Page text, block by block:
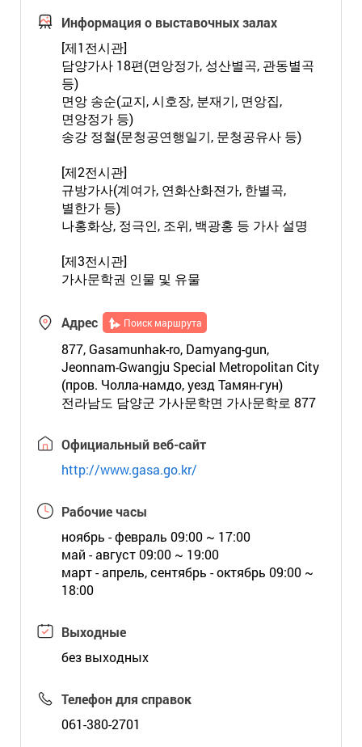
Информация о выставочных залах
[제1전시관]
담양가사 18편(면앙정가, 성산별곡, 관동별곡
등)
면앙 송순(교지, 시호장, 분재기, 면앙집,
면앙정가 등)
송강 정철(문청공연행일기, 문청공유사 등)
[제2전시관]
규방가사(계여가, 연화산화젼가, 한별곡,
별한가 등)
나홍화상, 정극인, 조위, 백광홍 등 가사 설명
[제3전시관]
가사문학권 인물 및 유물
Адрес Поиск маршрута
877, Gasamunhak-ro, Damyang-gun,
Jeonnam-Gwangju Special Metropolitan City
(пров. Чолла-намдо, уезд Тамян-гун)
전라남도 담양군 가사문학면 가사문학로 877
Официальный веб-сайт
http://www.gasa.go.kr/
Рабочие часы
ноябрь - февраль 09:00 ~ 17:00
май - август 09:00 ~ 19:00
март - апрель, сентябрь - октябрь 09:00 ~
18:00
Выходные
без выходных
Телефон для справок
061-380-2701